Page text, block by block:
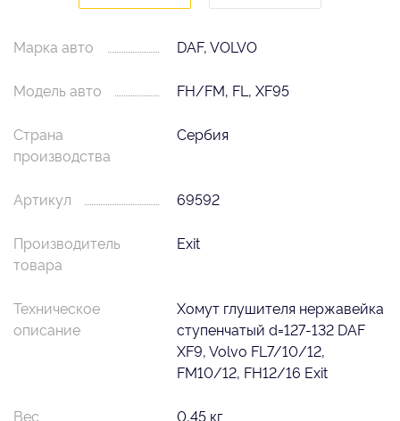
Марка авто DAF, VOLVO
Модель авто FH/FM, FL, XF95
Страна
производства
Сербия
Артикул 69592
Производитель
товара
Exit
Техническое
описание
Хомут глушителя нержавейка
ступенчатый d=127-132 DAF
XF9, Volvo FL7/10/12,
FM10/12, FH12/16 Exit
Вес 0,45 кг